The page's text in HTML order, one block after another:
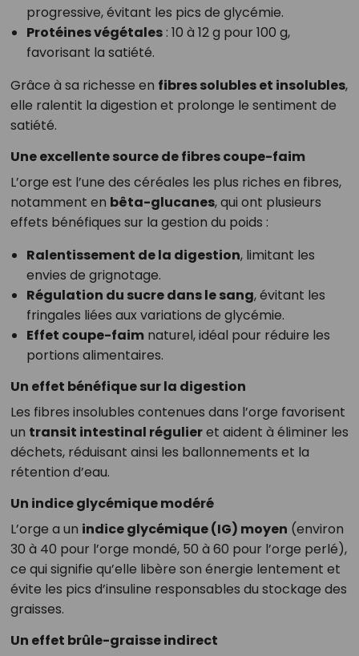
progressive, évitant les pics de glycémie.
Protéines végétales: 10 à 12 g pour 100 g,
favorisant la satiété.
Grâce à sa richesse en fibres solubles et insolubles,
elle ralentit la digestion et prolonge le sentiment de
satiété.
Une excellente source de fibres coupe-faim
L’orge est l’une des céréales les plus riches en fibres,
notamment en bêta-glucanes, qui ont plusieurs
effets bénéfiques sur la gestion du poids :
Ralentissement de la digestion, limitant les
envies de grignotage.
Régulation du sucre dans le sang, évitant les
fringales liées aux variations de glycémie.
Effet coupe-faimnaturel, idéal pour réduire les
portions alimentaires.
Un effet bénéfique sur la digestion
Les fibres insolubles contenues dans l’orge favorisent
un transit intestinal régulieret aident à éliminer les
déchets, réduisant ainsi les ballonnements et la
rétention d’eau.
Un indice glycémique modéré
L’orge a un indice glycémique (IG) moyen (environ
30 à 40 pour l’orge mondé, 50 à 60 pour l’orge perlé),
ce qui signifie qu’elle libère son énergie lentement et
évite les pics d’insuline responsables du stockage des
graisses.
Un effet brûle-graisse indirect